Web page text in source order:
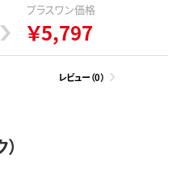
プラスワン価格
￥5,797
レビュー（0）